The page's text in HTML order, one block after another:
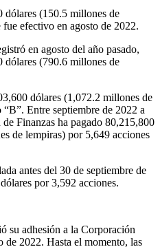
(150.5 millones de
efectivo en agosto de 2022.
en agosto del año pasado,
dólares (790.6 millones de
dólares (1,072.2 millones de
Entre septiembre de 2022 a
Finanzas ha pagado 80,215,800
de lempiras) por 5,649 acciones
antes del 30 de septiembre de
por 3,592 acciones.
su adhesión a la Corporación
2022. Hasta el momento, las